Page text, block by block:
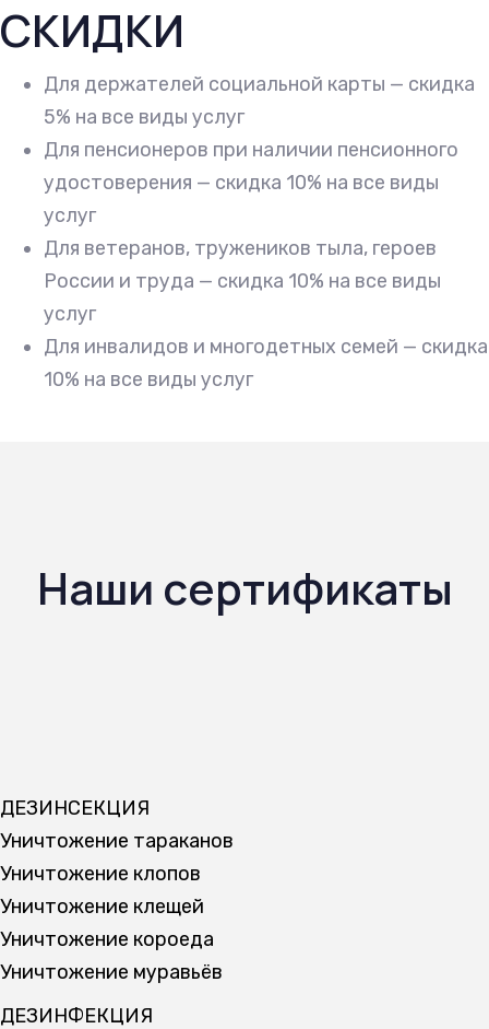
СКИДКИ
Для держателей социальной карты — скидка
5% на все виды услуг
Для пенсионеров при наличии пенсионного
удостоверения — скидка 10% на все виды
услуг
Для ветеранов, тружеников тыла, героев
России и труда — скидка 10% на все виды
услуг
Для инвалидов и многодетных семей — скидка
10% на все виды услуг
Наши сертификаты
ДЕЗИНСЕКЦИЯ
Уничтожение тараканов
Уничтожение клопов
Уничтожение клещей
Уничтожение короеда
Уничтожение муравьёв
ДЕЗИНФЕКЦИЯ